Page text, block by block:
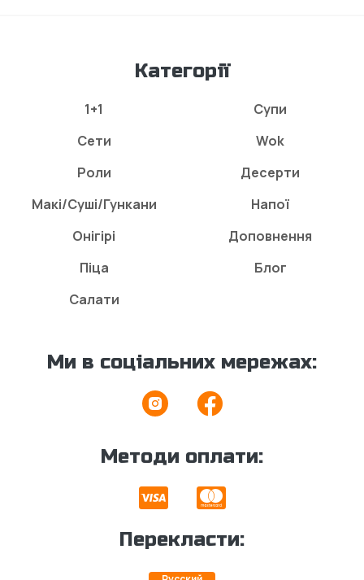
Категорії
1+1
Сети
Роли
Макі/Суші/Гункани
Онігірі
Піца
Салати
Супи
Wok
Десерти
Напої
Доповнення
Блог
Ми в соціальних мережах:
Методи оплати:
Перекласти: